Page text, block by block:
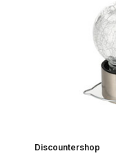
Discountershop